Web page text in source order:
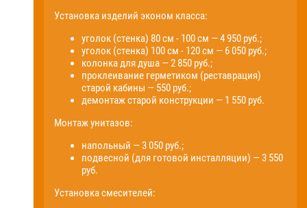
Установка изделий эконом класса:
уголок (стенка) 80 см - 100 см — 4 950 руб.;
уголок (стенка) 100 см - 120 см — 6 050 руб.;
колонка для душа — 2 850 руб.;
проклеивание герметиком (реставрация)
старой кабины — 550 руб.;
демонтаж старой конструкции — 1 550 руб.
Монтаж унитазов:
напольный — 3 050 руб.;
подвесной (для готовой инсталляции) — 3 550
руб.
Установка смесителей: